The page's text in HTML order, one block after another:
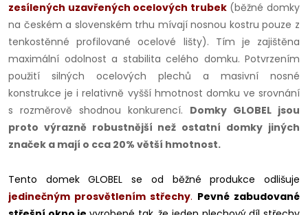
zesílených uzavřených ocelových trubek (běžné domky
na českém a slovenském trhu mívají nosnou kostru pouze z
tenkostěnné profilované ocelové lišty). Tím je zajištěna
maximální odolnost a stabilita celého domku. Potvrzením
použití silných ocelových plechů a masivní nosné
konstrukce je i relativně vyšší hmotnost domku ve srovnání
s rozměrově shodnou konkurencí. Domky GLOBEL jsou
proto výrazně robustnější než ostatní domky jiných
značek a mají o cca 20% větší hmotnost.
Tento domek GLOBEL se od běžné produkce odlišuje
jedinečným prosvětlením střechy. Pevné zabudované